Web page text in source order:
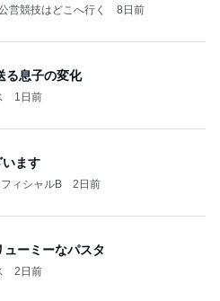
営競技はどこへ行く 8日前
る息子の変化
1日前
います
ィシャルB 2日前
ーミーなパスタ
2日前